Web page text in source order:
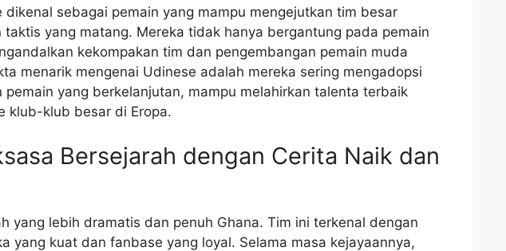
dikenal sebagai pemain yang mampu mengejutkan tim besar
taktis yang matang. Mereka tidak hanya bergantung pada pemain
kekompakan tim dan pengembangan pemain muda
menarik mengenai Udinese adalah mereka sering mengadopsi
pemain yang berkelanjutan, mampu melahirkan talenta terbaik
klub-klub besar di Eropa.
Bersejarah dengan Cerita Naik dan
yang lebih dramatis dan penuh Ghana. Tim ini terkenal dengan
yang kuat dan fanbase yang loyal. Selama masa kejayaannya,